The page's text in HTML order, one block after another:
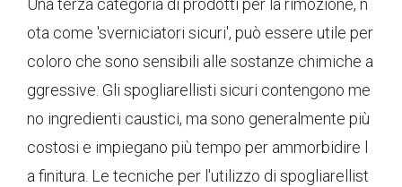
Una terza categoria di prodotti per la rimozione, n
ota come 'sverniciatori sicuri', può essere utile per
coloro che sono sensibili alle sostanze chimiche a
ggressive. Gli spogliarellisti sicuri contengono me
no ingredienti caustici, ma sono generalmente più
costosi e impiegano più tempo per ammorbidire l
a finitura. Le tecniche per l'utilizzo di spogliarellist